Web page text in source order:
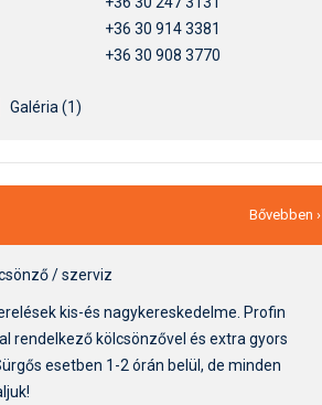
+36 30 914 3381
+36 30 908 3770
Galéria (1)
Bővebben ›
/ szerviz
kis-és nagykereskedelme. Profin
rendelkező kölcsönzővel és extra gyors
esetben 1-2 órán belül, de minden